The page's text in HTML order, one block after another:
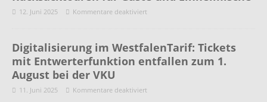
12. Juni 2025 Kommentare deaktiviert
Digitalisierung im WestfalenTarif: Tickets
mit Entwerterfunktion entfallen zum 1.
August bei der VKU
11. Juni 2025 Kommentare deaktiviert